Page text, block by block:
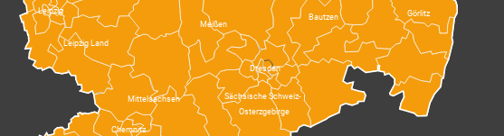
Bautzen Görlitz
Leipzig
Leipzig Land
Meißen
Mittelsachsen
Osterzgebirge
Sächsische Schweiz-
Dresden
Chemnitz